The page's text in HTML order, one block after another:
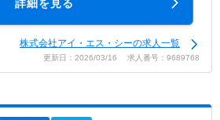
詳細を見る
株式会社アイ・エス・シーの求人一覧
更新日：2026/03/16 求人番号：9689768